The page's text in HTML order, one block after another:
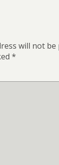
will not be
*